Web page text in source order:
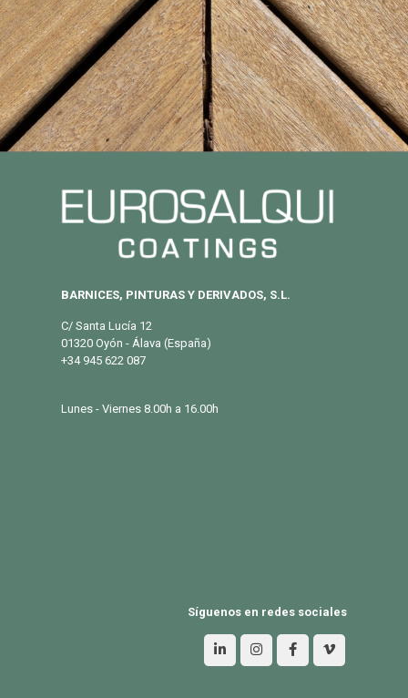
He leído y acepto lapolítica de protección de
datos
BARNICES, PINTURAS Y DERIVADOS, S.L.
C/ Santa Lucía 12
01320 Oyón - Álava (España)
+34 945 622 087
Lunes - Viernes 8.00h a 16.00h
Síguenos en redes sociales